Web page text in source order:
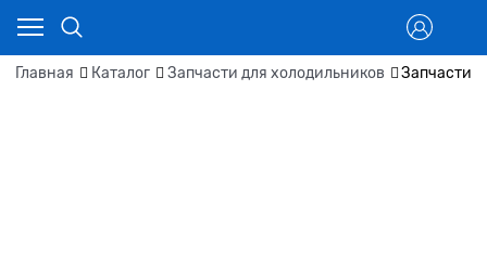
Главная Каталог Запчасти для холодильников Запчасти